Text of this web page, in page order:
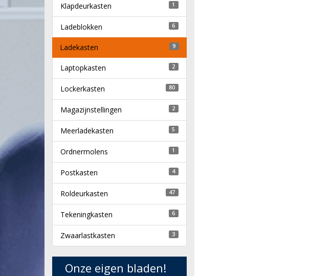
Klapdeurkasten 1
Ladeblokken 6
Ladekasten 9
Laptopkasten 2
Lockerkasten 80
Magazijnstellingen 2
Meerladekasten 5
Ordnermolens 1
Postkasten 4
Roldeurkasten 47
Tekeningkasten 6
Zwaarlastkasten 3
Onze eigen bladen!